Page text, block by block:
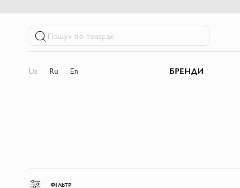
Пошук по товарах
Ua Ru En БРЕНДИ
ФІЛЬТР